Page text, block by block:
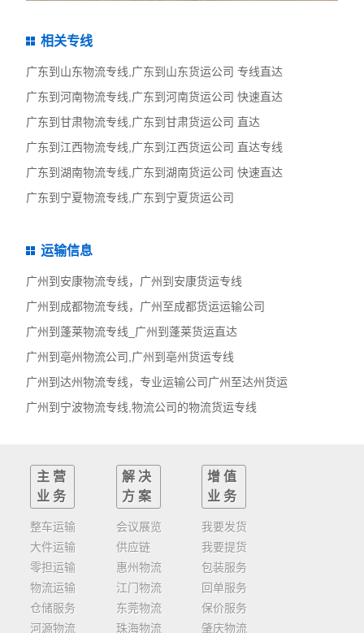
相关专线
广东到山东物流专线,广东到山东货运公司 专线直达
广东到河南物流专线,广东到河南货运公司 快速直达
广东到甘肃物流专线,广东到甘肃货运公司 直达
广东到江西物流专线,广东到江西货运公司 直达专线
广东到湖南物流专线,广东到湖南货运公司 快速直达
广东到宁夏物流专线,广东到宁夏货运公司
运输信息
广州到安康物流专线，广州到安康货运专线
广州到成都物流专线，广州至成都货运运输公司
广州到蓬莱物流专线_广州到蓬莱货运直达
广州到亳州物流公司,广州到亳州货运专线
广州到达州物流专线，专业运输公司广州至达州货运
广州到宁波物流专线,物流公司的物流货运专线
主营
业务
整车运输
大件运输
零担运输
物流运输
仓储服务
河源物流
解决
方案
会议展览
供应链
惠州物流
江门物流
东莞物流
珠海物流
增值
业务
我要发货
我要提货
包装服务
回单服务
保价服务
肇庆物流